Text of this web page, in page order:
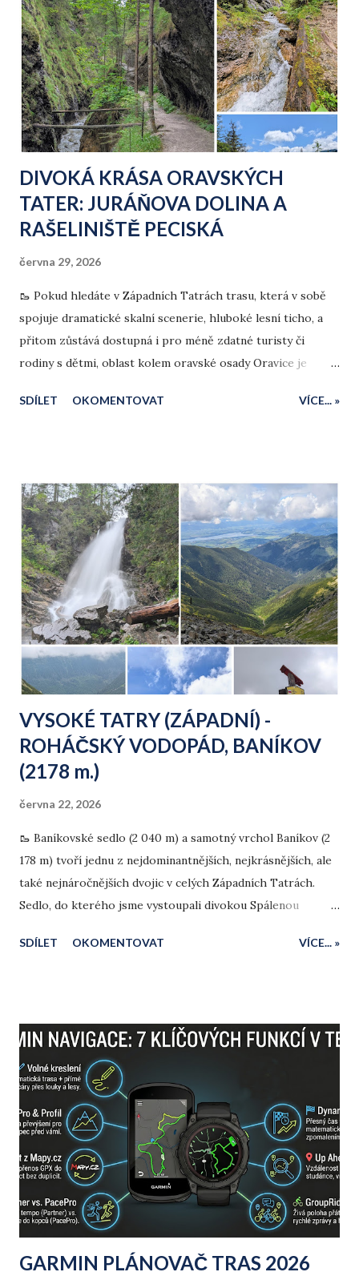
DIVOKÁ KRÁSA ORAVSKÝCH
TATER: JURÁŇOVA DOLINA A
RAŠELINIŠTĚ PECISKÁ
června 29, 2026
🥾 Pokud hledáte v Západních Tatrách trasu, která v sobě
spojuje dramatické skalní scenerie, hluboké lesní ticho, a
přitom zůstává dostupná i pro méně zdatné turisty či
rodiny s dětmi, oblast kolem oravské osady Oravice je
dolina a naučného chodníku Rašeliniště Peciská nabízí
SDÍLET OKOMENTOVAT VÍCE... »
VYSOKÉ TATRY (ZÁPADNÍ) -
ROHÁČSKÝ VODOPÁD, BANÍKOV
(2178 m.)
června 22, 2026
🥾 Baníkovské sedlo (2 040 m) a samotný vrchol Baníkov (2
178 m) tvoří jednu z nejdominantnějších, nejkrásnějších, ale
také nejnáročnějších dvojic v celých Západních Tatrách.
Sedlo, do kterého jsme vystoupali divokou Spálenou
vyhlídkový bod. Spojuje drsnou severní oravskou stranu s
porovnání s tatranskou klasikou je výstup na Baníkov
fyzicky srovnatelný s výstupy na Kriváň (ze Tří studniček s
převýšením cca 1 140 m) nebo Rysy z Popradského plesa
(cca 1 000 m).
SDÍLET OKOMENTOVAT VÍCE... »
GARMIN PLÁNOVAČ TRAS 2026